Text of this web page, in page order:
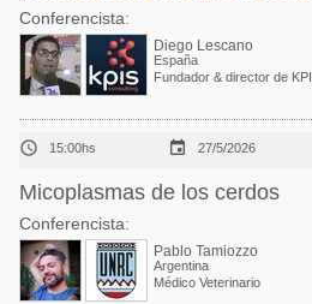
Conferencista:
Diego Lescano
España
 15:00hs  27/5/2026
Micoplasmas de los cerdos
Conferencista:
Pablo Tamiozzo
Argentina
Médico Veterinario